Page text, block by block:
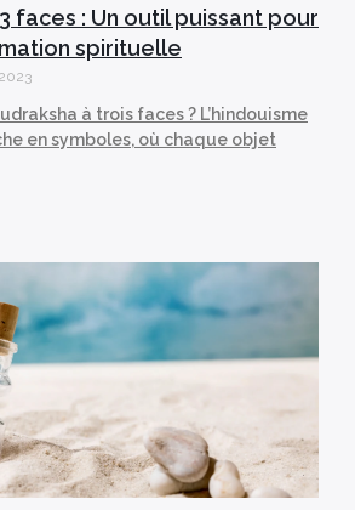
faces : Un outil puissant pour
spirituelle
à trois faces ? L’hindouisme
en symboles, où chaque objet